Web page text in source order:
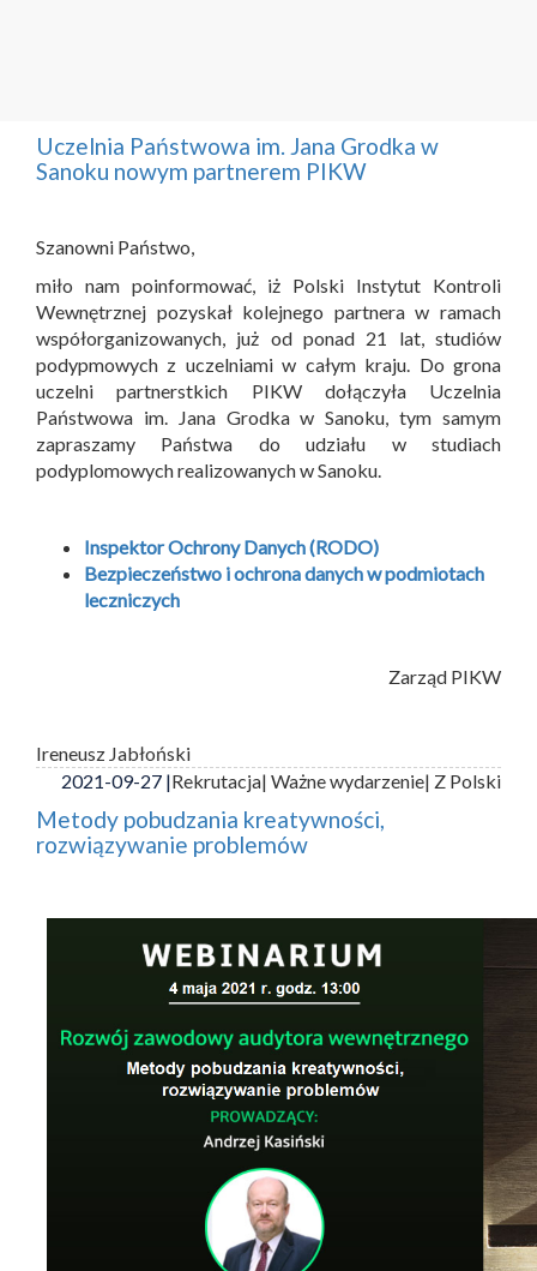
Uczelnia Państwowa im. Jana Grodka w
Sanoku nowym partnerem PIKW
Szanowni Państwo,
miło nam poinformować, iż Polski Instytut Kontroli
Wewnętrznej pozyskał kolejnego partnera w ramach
współorganizowanych, już od ponad 21 lat, studiów
podypmowych z uczelniami w całym kraju. Do grona
uczelni partnerstkich PIKW dołączyła Uczelnia
Państwowa im. Jana Grodka w Sanoku, tym samym
zapraszamy Państwa do udziału w studiach
podyplomowych realizowanych w Sanoku.
Inspektor Ochrony Danych (RODO)
Bezpieczeństwo i ochrona danych w podmiotach
leczniczych
Zarząd PIKW
Ireneusz Jabłoński
2021-09-27 |Rekrutacja| Ważne wydarzenie| Z Polski
Metody pobudzania kreatywności,
rozwiązywanie problemów